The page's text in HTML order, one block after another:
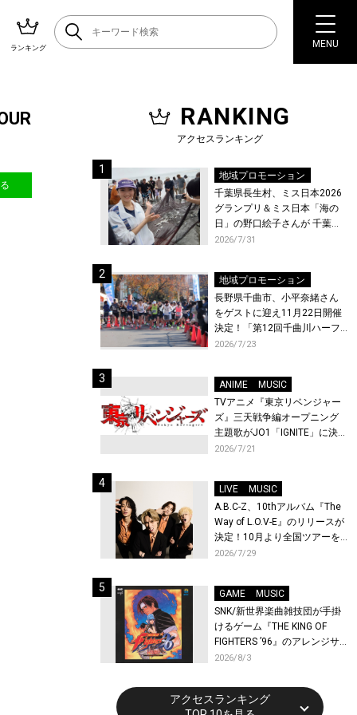
ランキング MENU
RANKING
アクセスランキング
地域プロモーション
千葉県長生村、ミス日本2026
グランプリ＆ミス日本「海の
日」の野口絵子さんが 千葉県
唯一の村・長生村で地引網を
2026/7/31
地域プロモーション
長野県千曲市、小平奈緒さん
をゲストに迎え11月22日開催
決定！「第12回千曲川ハーフ
マラソン」エントリー受付開
2026/7/23
ANIME
MUSIC
TVアニメ『東京リベンジャー
ズ』三天戦争編オープニング
主題歌がJO1「IGNITE」に決
定！メンバー全員から喜びと
先行上映会を開催！
2026/7/21
LIVE
MUSIC
A.B.C-Z、10thアルバム『The
Way of L.O.V-E』のリリースが
決定！10月より全国ツアーを
開催！
2026/7/29
GAME
MUSIC
SNK/新世界楽曲雑技団が手掛
けるゲーム『THE KING OF
FIGHTERS ’96』のアレンジサ
ウンドトラックが配信開始！
2026/8/3
アクセスランキング